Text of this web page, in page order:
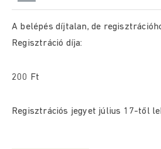
A belépés díjtalan, de
Regisztráció díja:
200 Ft
Regisztrációs jegyet július 17-től